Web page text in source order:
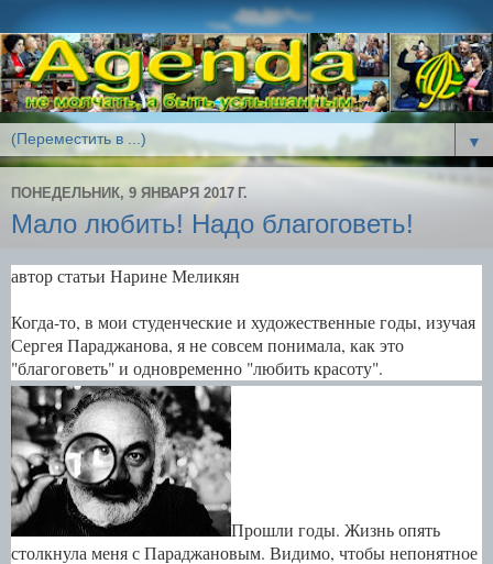
▼
ПОНЕДЕЛЬНИК, 9 ЯНВАРЯ 2017 Г.
Мало любить! Надо благоговеть!
автор статьи Нарине Меликян
Когда-то, в мои студенческие и художественные годы, изучая
Сергея Параджанова, я не совсем понимала, как это
"благоговеть" и одновременно "любить красоту".
Прошли годы. Жизнь опять
столкнула меня с Параджановым. Видимо, чтобы непонятное